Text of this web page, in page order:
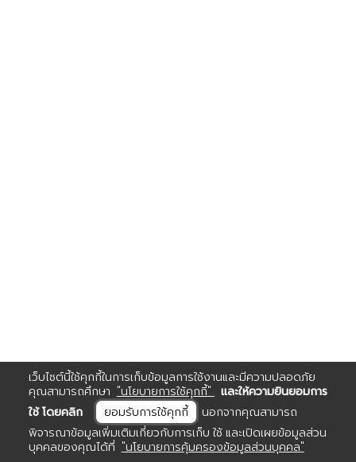
เว็บไซต์นี้ใช้คุกกี้ในการเก็บข้อมูลการใช้งานและมีความปลอดภัย
คุณสามารถศึกษา "นโยบายการใช้คุกกี้"
และให้ความยินยอมการ
ใช้ โดยคลิก
ยอมรับการใช้คุกกี้
นอกจากคุณสามารถ
พิจารณาข้อมูลเพิ่มเติมเกี่ยวกับการเก็บ ใช้ และเปิดเผยข้อมูลส่วน
บุคคลของคุณได้ที่ "นโยบายการคุ้มครองข้อมูลส่วนบุคคล"